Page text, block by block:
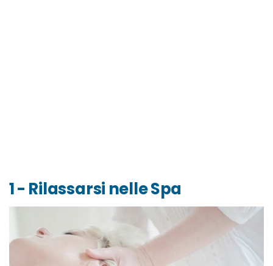
1 - Rilassarsi nelle Spa